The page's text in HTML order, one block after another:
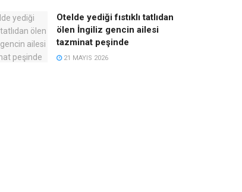
Otelde yediği fıstıklı tatlıdan
ölen İngiliz gencin ailesi
tazminat peşinde
21 MAYIS 2026